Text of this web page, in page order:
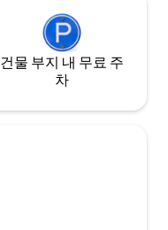
건물 부지 내 무료 주
차